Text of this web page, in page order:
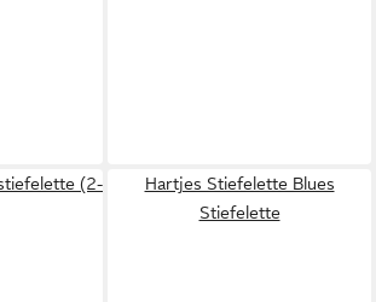
(2-
Hartjes Stiefelette Blues
Stiefelette